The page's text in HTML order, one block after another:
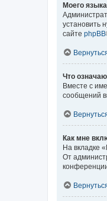
Моего
установить
сайте phpBB
Что
Вместе с
сообщений
Как мне
На вкладке
От